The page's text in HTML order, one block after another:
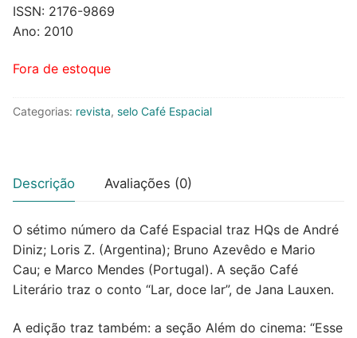
ISSN: 2176-9869
Ano: 2010
Fora de estoque
Categorias: revista, selo Café Espacial
Descrição Avaliações (0)
O sétimo número da Café Espacial traz HQs de André
Diniz; Loris Z. (Argentina); Bruno Azevêdo e Mario
Cau; e Marco Mendes (Portugal). A seção Café
Literário traz o conto “Lar, doce lar”, de Jana Lauxen.
A edição traz também: a seção Além do cinema: “Esse